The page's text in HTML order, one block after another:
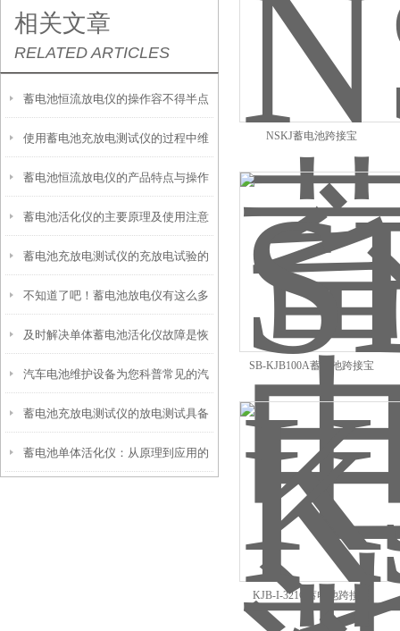
相关文章
RELATED ARTICLES
蓄电池恒流放电仪的操作容不得半点
马虎
使用蓄电池充放电测试仪的过程中维
护保养很重要
蓄电池恒流放电仪的产品特点与操作
方法介绍
蓄电池活化仪的主要原理及使用注意
事项分享
蓄电池充放电测试仪的充放电试验的
必要性分析
不知道了吧！蓄电池放电仪有这么多
的功能
及时解决单体蓄电池活化仪故障是恢
复活化效果的关键
汽车电池维护设备为您科普常见的汽
车电池
蓄电池充放电测试仪的放电测试具备
了科学性与智能性
蓄电池单体活化仪：从原理到应用的
NSKJ蓄电池跨接宝
SB-KJB100A蓄电池跨接宝
KJB-I-321C蓄电池跨接宝